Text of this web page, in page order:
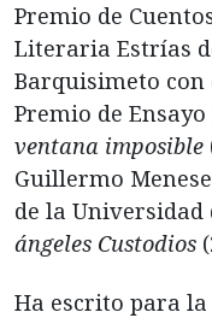
Premio de
Literaria Estrías
Barquisimeto
Premio de
ventana imposible
Guillermo
de la
ángeles Custodios
Ha escrito para